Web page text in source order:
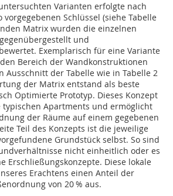
Varianten erfolgte nach
Schlüssel (siehe Tabelle
Matrix wurden die einzelnen
und
Exemplarisch für eine Variante
Bereich der Wandkonstruktionen
Ausschnitt der Tabelle wie in Tabelle 2
der Matrix entstand als beste
Optimierte Prototyp. Dieses Konzept
typischen Apartments und ermög­licht
der Räume auf einem gegebenen
Teil des Konzepts ist die jeweilige
Grundstück selbst. So sind
nicht einheitlich oder es
Erschließungskonzepte. Diese lokale
Erachtens einen Anteil der
von 20 % aus.